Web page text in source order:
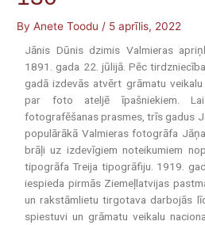
ByAnete Toodu / 5 aprīlis, 2022
Jānis Dūnis dzimis Valmieras
1891. gada 22. jūlijā. Pēc
gadā izdevās atvērt grāmatu
par foto ateljē īpašniekiem. Lai
fotografēšanas prasmes, trīs gadus
populārākā Valmieras fotogrāfa
brāļi uz izdevīgiem noteikumiem
tipogrāfa Treija tipogrāfiju. 1919.
iespieda pirmās Ziemeļlatvijas
un rakstāmlietu tirgotava darbojās
spiestuvi un grāmatu veikalu